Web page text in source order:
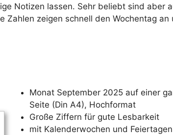
Notizen lassen. Sehr beliebt sind aber
zeigen schnell den Wochentag an
Monat September 2025 auf einer
Seite (Din A4), Hochformat
Große Ziffern für gute Lesbarkeit
mit Kalenderwochen und Feiertagen